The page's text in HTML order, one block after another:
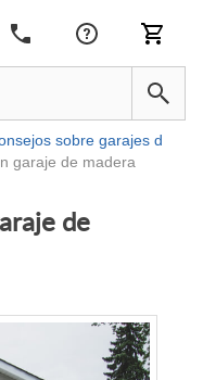
sobre garajes d
garaje de madera
de